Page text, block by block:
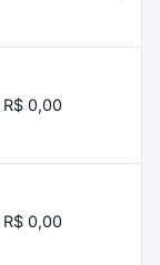
R$ 0,00
R$ 0,00